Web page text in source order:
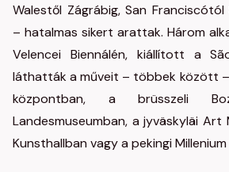
Walestől Zágrábig, San
– hatalmas sikert arattak. Három
Velencei Biennálén, kiállított a
láthatták a műveit – többek között
központban, a brüsszeli
Landesmuseumban, a jyväskyläi Art
Kunsthallban vagy a pekingi